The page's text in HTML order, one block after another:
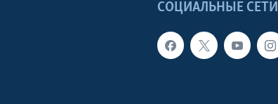
СОЦИАЛЬНЫЕ СЕТИ